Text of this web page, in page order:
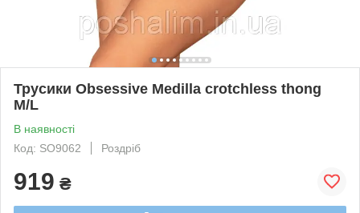
Трусики Obsessive Medilla crotchless thong
M/L
В наявності
Код: SO9062
Роздріб
919 ₴